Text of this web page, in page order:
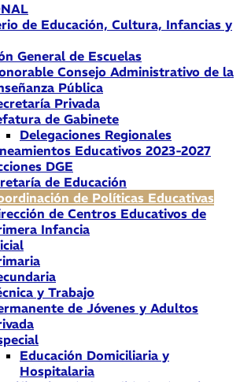
de Educación, Cultura, Infancias y
General de Escuelas
Consejo Administrativo de la
Pública
Privada
de Gabinete
Delegaciones Regionales
Educativos 2023-2027
DGE
de Educación
de Políticas Educativas
de Centros Educativos de
Infancia
y Trabajo
de Jóvenes y Adultos
Educación Domiciliaria y
Hospitalaria